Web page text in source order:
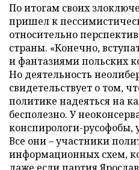
По итогам своих
пришел к
относительно
страны. «Конечно,
и фантазиями польских
Но деятельность
свидетельствует о том,
политике надеяться на
бесполезно. У
конспирологи-русофобы,
Все они – участники
информационных схем,